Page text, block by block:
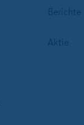
Berichte
Aktie